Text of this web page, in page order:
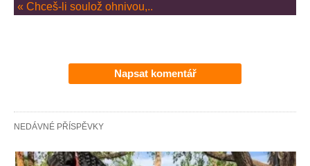
« Chceš-li soulož ohnivou,..
Napsat komentář
NEDÁVNÉ PŘÍSPĚVKY